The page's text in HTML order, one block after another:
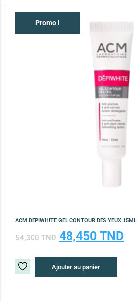
Promo !
ACM DEPIWHITE GEL CONTOUR DES YEUX 15ML
54,300TND 48,450 TND
Ajouter au panier